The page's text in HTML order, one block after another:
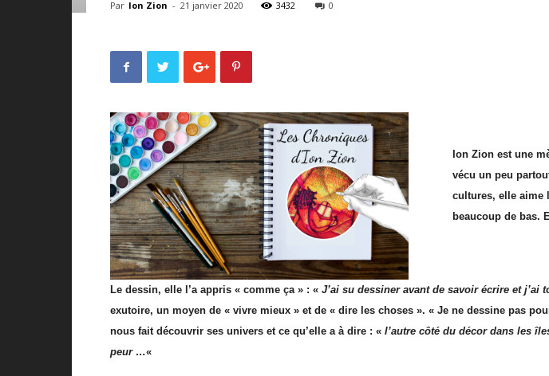
Par Ion Zion - 21 janvier 2020 3432 0
Ion Zion est une
vécu un peu
cultures, elle aime
beaucoup de bas.
Le dessin, elle l’a appris « comme ça » : « J’ai su dessiner avant de savoir écrire et
exutoire, un moyen de « vivre mieux » et de « dire les choses ». « Je ne dessine pas
nous fait découvrir ses univers et ce qu’elle a à dire : « l’autre côté du décor dans les
peur …«